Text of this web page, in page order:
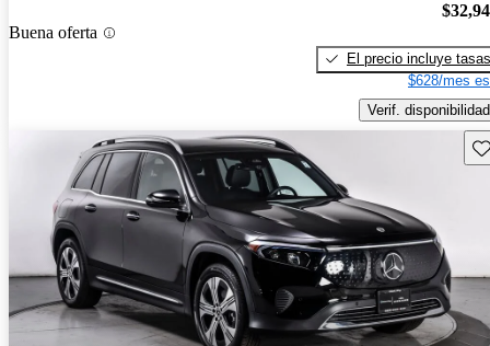
Buena oferta
El precio incluye tasas
$628/mes
Verif. disponibilidad